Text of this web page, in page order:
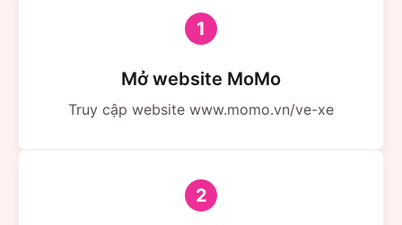
1
Mở website MoMo
Truy cập website www.momo.vn/ve-xe
2